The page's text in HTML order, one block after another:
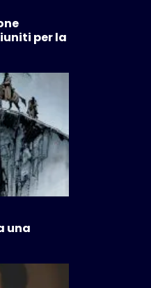
per la
una